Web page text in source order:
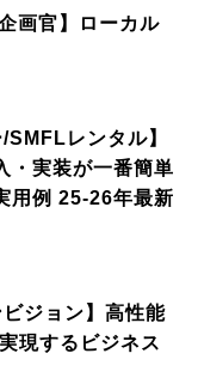
画官】ローカル
SMFLレンタル】
・実装が一番簡単
用例 25-26年最新
ジョン】高性能
現するビジネス